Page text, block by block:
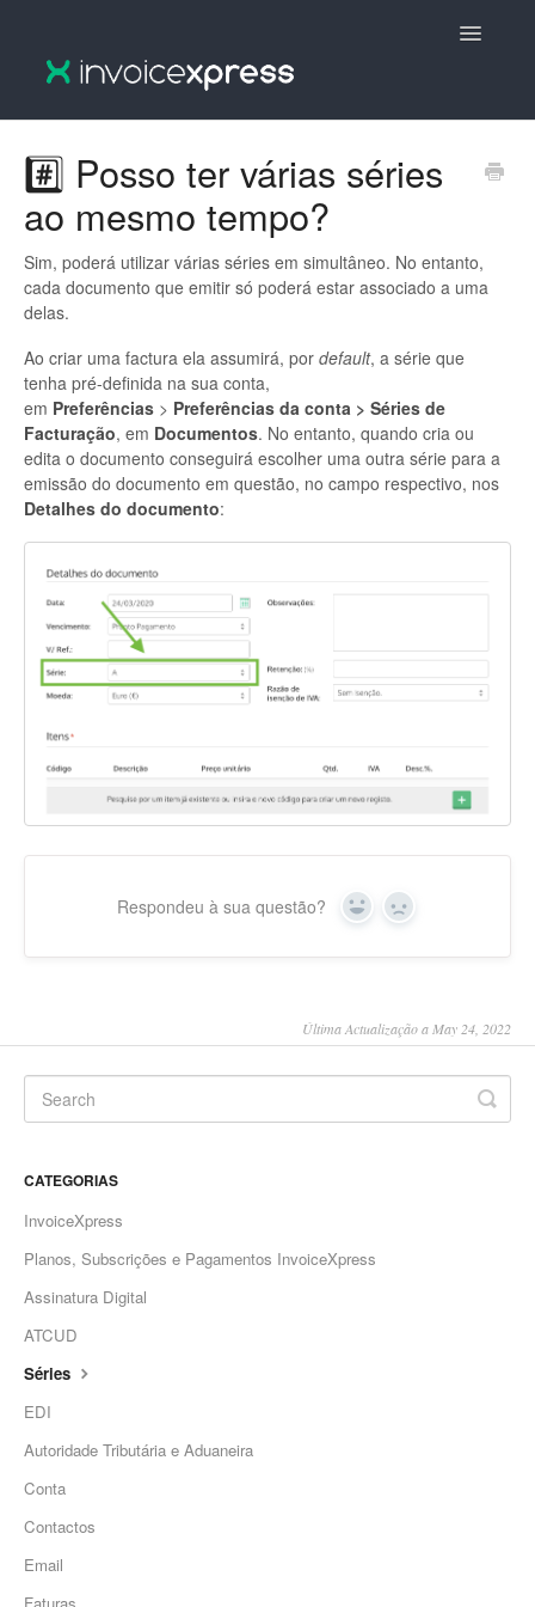
Toggle
🇵🇹 InvoiceXpress V2 :: Português
🇬🇧 InvoiceXpress V2 :: English
#️⃣ Posso ter várias séries
ao mesmo tempo?
Sim, poderá utilizar várias séries em simultâneo. No entanto,
cada documento que emitir só poderá estar associado a uma
delas.
Ao criar uma factura ela assumirá, por default, a série que
tenha pré-definida na sua conta,
em Preferências > Preferências da conta > Séries de
Facturação, em Documentos. No entanto, quando cria ou
edita o documento conseguirá escolher uma outra série para a
emissão do documento em questão, no campo respectivo, nos
Detalhes do documento:
Respondeu à sua questão? Yes No
Última Actualização a May 24, 2022
CATEGORIAS
InvoiceXpress
Planos, Subscrições e Pagamentos InvoiceXpress
Assinatura Digital
ATCUD
Séries
EDI
Autoridade Tributária e Aduaneira
Conta
Contactos
Email